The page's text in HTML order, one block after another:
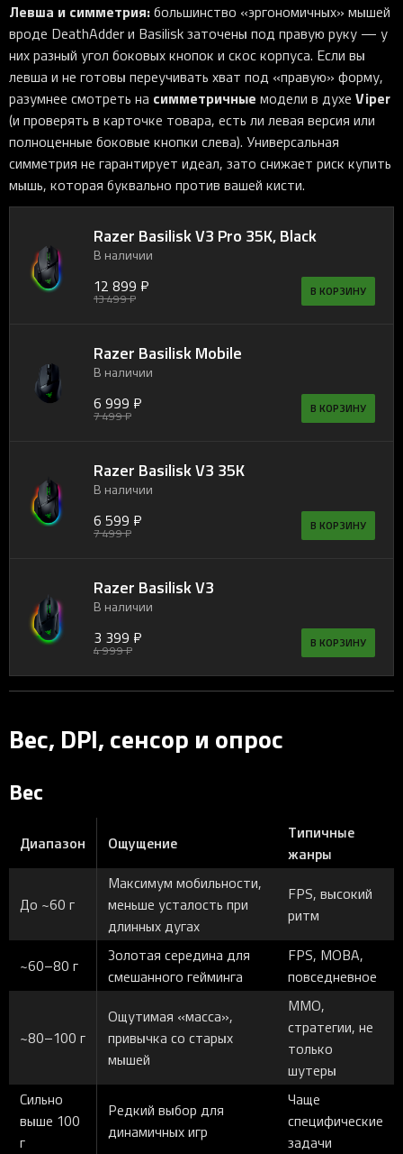
Левша и симметрия:большинство «эргономичных» мышей
вроде DeathAdder и Basilisk заточены под правую руку — у
них разный угол боковых кнопок и скос корпуса. Если вы
левша и не готовы переучивать хват под «правую» форму,
разумнее смотреть на симметричные модели в духе Viper
(и проверять в карточке товара, есть ли левая версия или
полноценные боковые кнопки слева). Универсальная
симметрия не гарантирует идеал, зато снижает риск купить
мышь, которая буквально против вашей кисти.
Razer Basilisk V3 Pro 35K, Black
В наличии
12 899 ₽
13 499 ₽ В КОРЗИНУ
Razer Basilisk Mobile
В наличии
6 999 ₽
7 499 ₽ В КОРЗИНУ
Razer Basilisk V3 35K
В наличии
6 599 ₽
7 499 ₽ В КОРЗИНУ
Razer Basilisk V3
В наличии
3 399 ₽
4 999 ₽ В КОРЗИНУ
Вес, DPI, сенсор и опрос
Вес
Диапазон Ощущение
Типичные
жанры
До ~60 г
Максимум мобильности,
меньше усталость при
длинных дугах
FPS, высокий
ритм
~60–80 г
Золотая середина для
смешанного гейминга
FPS, MOBA,
повседневное
~80–100 г
Ощутимая «масса»,
привычка со старых
мышей
MMO,
стратегии, не
только
шутеры
Сильно
выше 100
г
Редкий выбор для
динамичных игр
Чаще
специфические
задачи